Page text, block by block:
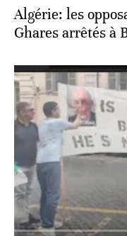
Algérie: les
Ghares arrêtés à